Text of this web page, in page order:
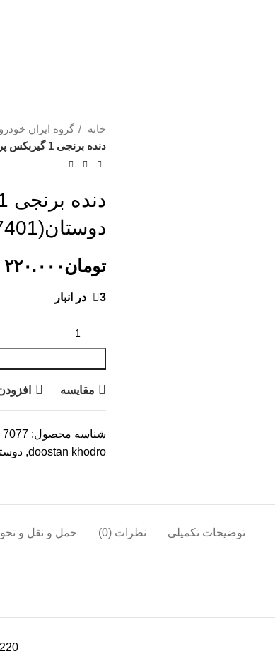
خانه گروه ایران
دنده برنجی 1 گیربکس پراید خودرویی دوستان(166067401)
دوستان(166067401)
تومان۲۲۰.۰۰۰
3 در انبار
مقایسه
شناسه محصول: 7077
doostan khodro
,
توضیحات تکمیلی نظرات (0) حمل و نقل و
220 × 120 × 120 میلی‌متر